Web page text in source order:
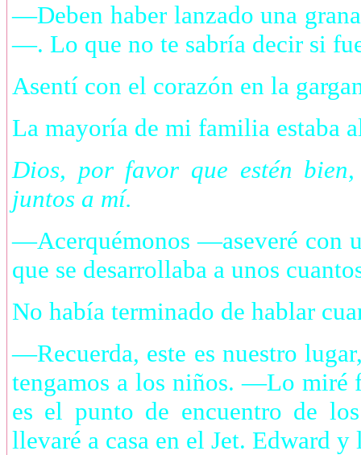
—Deben haber lanzado una
—. Lo que no te sabría decir si
Asentí con el corazón en la
La mayoría de mi familia estaba
Dios, por favor que estén
juntos a mí.
—Acerquémonos —aseveré con
que se desarrollaba a unos
No había terminado de hablar
—Recuerda, este es nuestro
tengamos a los niños. —Lo miré
es el punto de encuentro de
llevaré a casa en el Jet. Edward